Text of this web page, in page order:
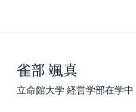
雀部 颯真
立命館大学 経営学部在学中